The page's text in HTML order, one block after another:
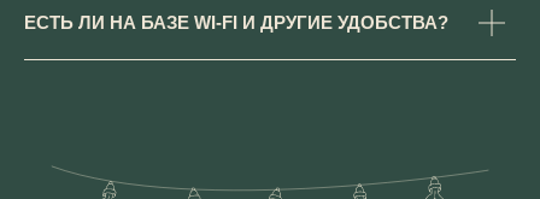
ЕСТЬ ЛИ НА БАЗЕ WI-FI И ДРУГИЕ УДОБСТВА?
ИП Резниченко В.Ю. ИНН 502016199950